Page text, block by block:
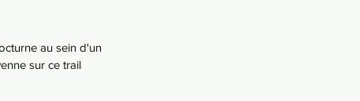
au sein d'un
sur ce trail